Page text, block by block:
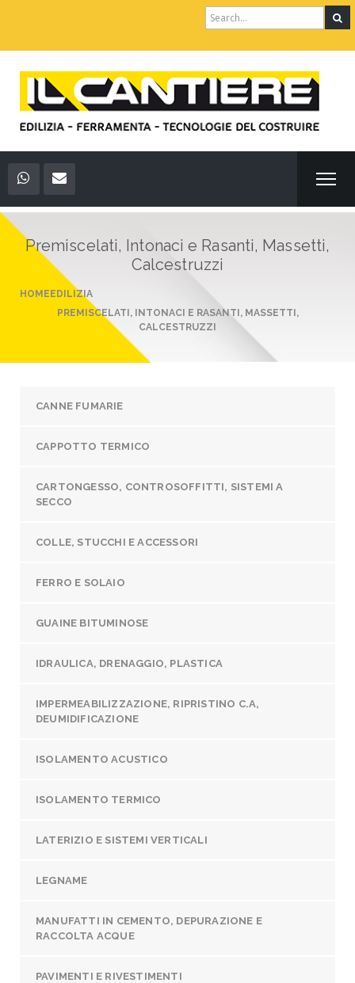
Search
for:
Premiscelati, Intonaci e Rasanti, Massetti,
Calcestruzzi
HOMEEDILIZIA
PREMISCELATI, INTONACI E RASANTI, MASSETTI,
CALCESTRUZZI
CANNE FUMARIE
CAPPOTTO TERMICO
CARTONGESSO, CONTROSOFFITTI, SISTEMI A
SECCO
COLLE, STUCCHI E ACCESSORI
FERRO E SOLAIO
GUAINE BITUMINOSE
IDRAULICA, DRENAGGIO, PLASTICA
IMPERMEABILIZZAZIONE, RIPRISTINO C.A,
DEUMIDIFICAZIONE
ISOLAMENTO ACUSTICO
ISOLAMENTO TERMICO
LATERIZIO E SISTEMI VERTICALI
LEGNAME
MANUFATTI IN CEMENTO, DEPURAZIONE E
RACCOLTA ACQUE
PAVIMENTI E RIVESTIMENTI